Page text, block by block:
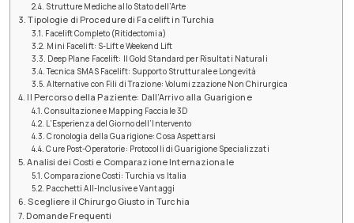
Strutture Mediche allo Stato dell’Arte
Tipologie di Procedure di Facelift in Turchia
Facelift Completo (Ritidectomia)
Mini Facelift: S-Lift e Weekend Lift
Deep Plane Facelift: Il Gold Standard per Risultati Naturali
Tecnica SMAS Facelift: Supporto Strutturale e Longevità
Alternative con Fili di Trazione: Volumizzazione Non Chirurgica
Il Percorso della Paziente: Dall’Arrivo alla Guarigione
Consultazione e Mapping Facciale 3D
L’Esperienza del Giorno dell’Intervento
Cronologia della Guarigione: Cosa Aspettarsi
Cure Post-Operatorie: Protocolli di Guarigione Specializzati
Analisi dei Costi e Comparazione Internazionale
Comparazione Costi: Turchia vs Italia
Pacchetti All-Inclusive e Vantaggi
Scegliere il Chirurgo Giusto in Turchia
Domande Frequenti